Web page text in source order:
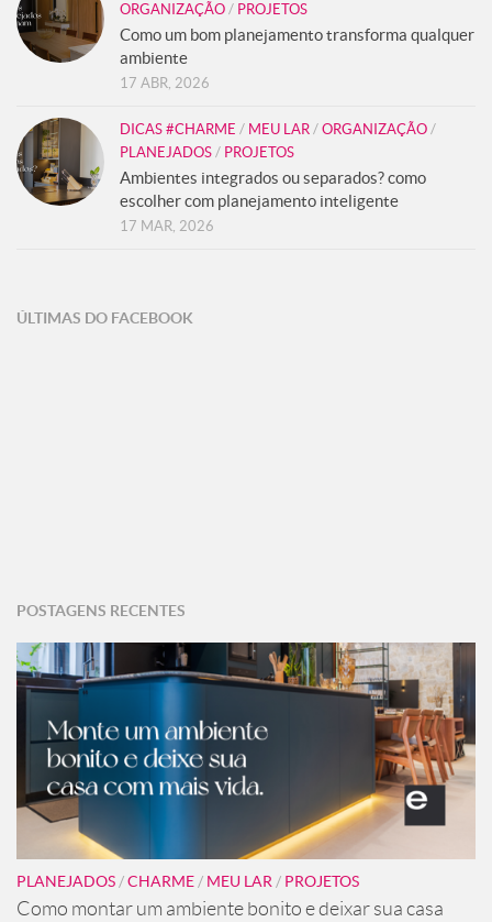
ORGANIZAÇÃO / PROJETOS
Como um bom planejamento transforma qualquer
ambiente
17 ABR, 2026
DICAS #CHARME / MEU LAR / ORGANIZAÇÃO /
PLANEJADOS / PROJETOS
Ambientes integrados ou separados? como
escolher com planejamento inteligente
17 MAR, 2026
ÚLTIMAS DO FACEBOOK
POSTAGENS RECENTES
PLANEJADOS/CHARME/ MEU LAR/ PROJETOS
Como montar um ambiente bonito e deixar sua casa